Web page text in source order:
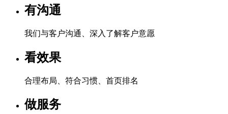
有沟通
我们与客户沟通、深入了解客户意愿
看效果
合理布局、符合习惯、首页排名
做服务